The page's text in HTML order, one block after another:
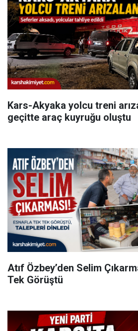
Kars-Akyaka yolcu treni
geçitte araç kuyruğu oluştu
Atıf Özbey’den Selim
Tek Görüştü